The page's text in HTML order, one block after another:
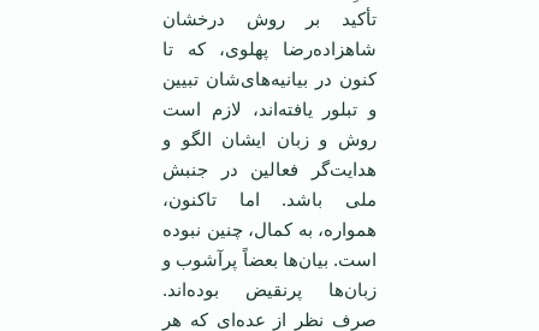
تأکید بر روش درخشان
شاهزاده‌رضا پهلوی، که تا
کنون در بیانیه‌های‌شان تبیین
و تبلور یافته‌اند، لازم است
روش و زبان ایشان الگو و
هدایت‌گر فعالین در جنبش
ملی باشد. اما تاکنون،
همواره، به کمال، چنین نبوده
است. بیان‌ها‌ بعضاً پرآشوب و
زبان‌ها پرنقیض بوده‌اند.
صرف نظر از عده‌ای که هر